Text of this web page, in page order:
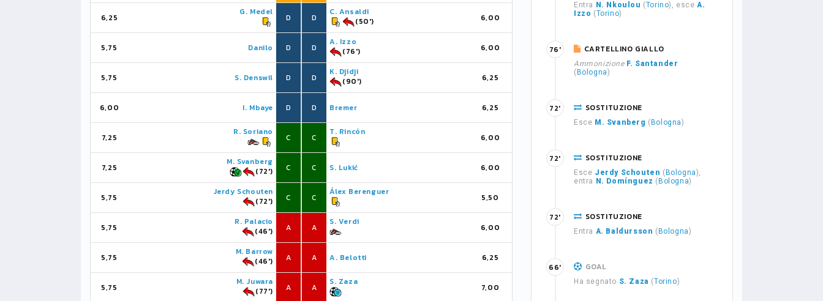
6,25
G. Medel
D
5,75 Danilo D
5,75 S. Denswil D
6,00 I. Mbaye D
7,25
R. Soriano
C
7,25
M. Svanberg
(72')
C
5,75
Jerdy Schouten
(72')
C
5,75
R. Palacio
(46')
A
5,75
M. Barrow
(46')
A
5,75
M. Juwara
(77')
A
D
C. Ansaldi
(50')
6,00
D
A. Izzo
(76')
6,00
D
K. Djidji
(90')
6,25
D Bremer 6,25
C
T. Rincón
6,00
C S. Lukić 6,00
C
Álex Berenguer
5,50
A
S. Verdi
6,00
A A. Belotti 6,25
A
S. Zaza
7,00
Entra N. Nkoulou (Torino), esceA.
Izzo (Torino)
CARTELLINO GIALLO
Ammonizione F. Santander
( Bologna)
76'
SOSTITUZIONE
Esce M. Svanberg ( Bologna)
72'
SOSTITUZIONE
Esce Jerdy Schouten ( Bologna),
entra
N. Domínguez ( Bologna)
72'
SOSTITUZIONE
Entra A. Baldursson ( Bologna)
72'
GOAL
Ha segnato S. Zaza (Torino)
66'